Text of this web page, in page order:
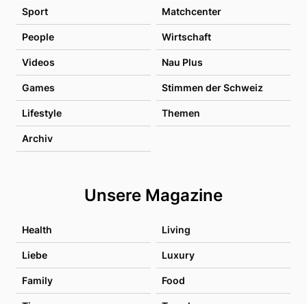
Sport Matchcenter
People Wirtschaft
Videos Nau Plus
Games Stimmen der Schweiz
Lifestyle Themen
Archiv
Unsere Magazine
Health Living
Liebe Luxury
Family Food